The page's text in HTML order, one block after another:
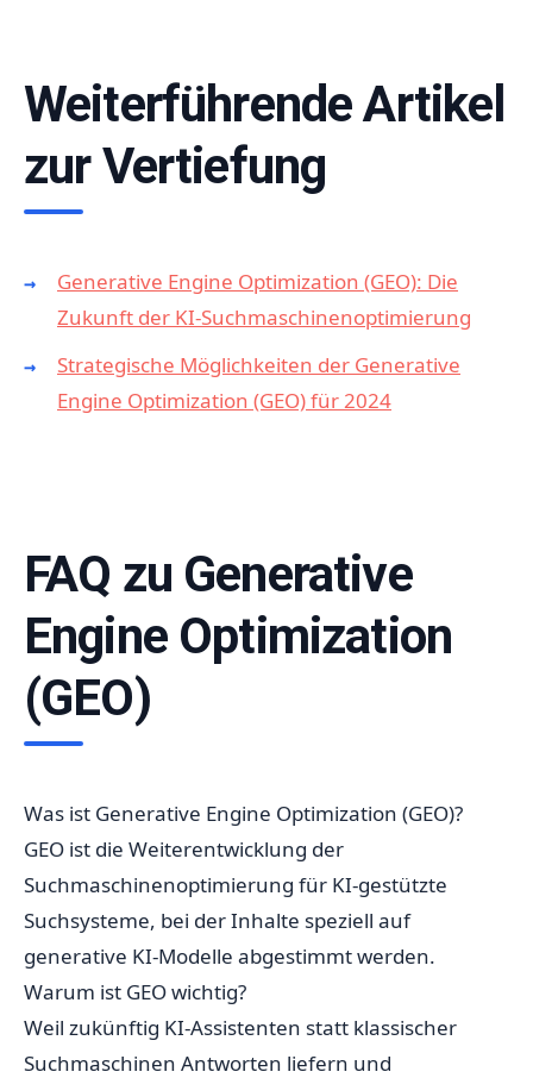
Weiterführende Artikel
zur Vertiefung
Generative Engine Optimization (GEO): Die
Zukunft der KI-Suchmaschinenoptimierung
Strategische Möglichkeiten der Generative
Engine Optimization (GEO) für 2024
FAQ zu Generative
Engine Optimization
(GEO)
Was ist Generative Engine Optimization (GEO)?
GEO ist die Weiterentwicklung der
Suchmaschinenoptimierung für KI-gestützte
Suchsysteme, bei der Inhalte speziell auf
generative KI-Modelle abgestimmt werden.
Warum ist GEO wichtig?
Weil zukünftig KI-Assistenten statt klassischer
Suchmaschinen Antworten liefern und